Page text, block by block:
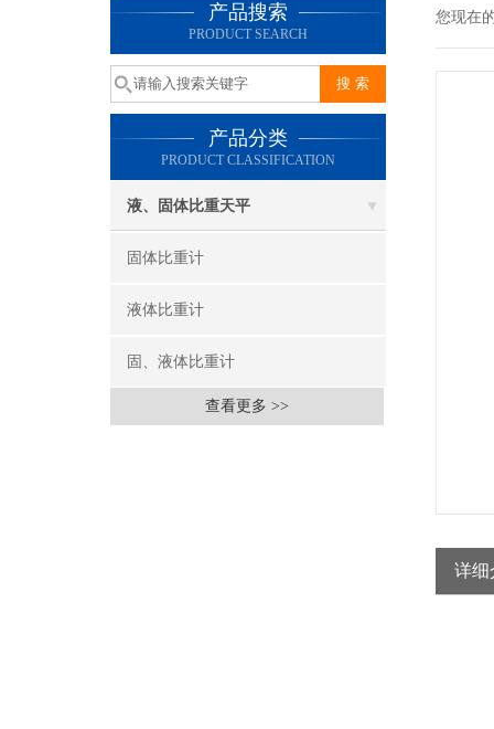
产品搜索
PRODUCT SEARCH
产品分类
PRODUCT CLASSIFICATION
液、固体比重天平
固体比重计
液体比重计
固、液体比重计
查看更多 >>
您现在
详细